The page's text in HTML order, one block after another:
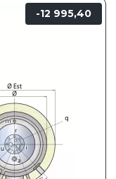
12 995,40